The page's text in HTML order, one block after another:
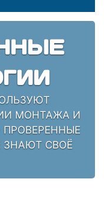
МОНТАЖА И
ПРОВЕРЕННЫЕ
ЗНАЮТ СВОЁ